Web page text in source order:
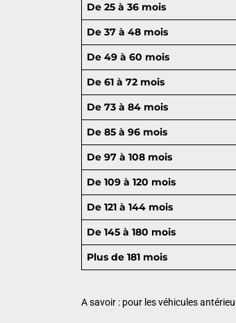
De 25 à 36 mois
De 37 à 48 mois
De 49 à 60 mois
De 61 à 72 mois
De 73 à 84 mois
De 85 à 96 mois
De 97 à 108 mois
De 109 à 120 mois
De 121 à 144 mois
De 145 à 180 mois
Plus de 181 mois
A savoir : pour les véhicules